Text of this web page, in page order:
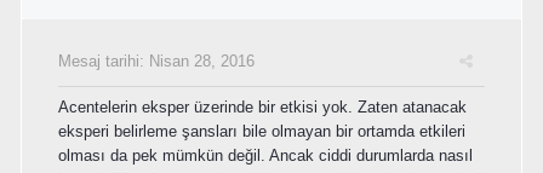
Mesaj tarihi: Nisan 28, 2016
Acentelerin eksper üzerinde bir etkisi yok. Zaten atanacak
eksperi belirleme şansları bile olmayan bir ortamda etkileri
olması da pek mümkün değil. Ancak ciddi durumlarda nasıl